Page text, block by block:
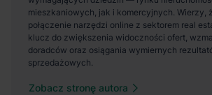
Zobacz stronę autora